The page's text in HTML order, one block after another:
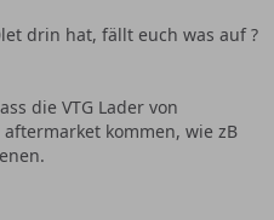
drin hat, fällt euch was auf ?
die VTG Lader von
kommen, wie zB